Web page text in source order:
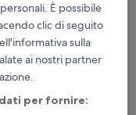
notte di
per soli
È possibile
clic di seguito
sulla
ai nostri partner
per fornire: